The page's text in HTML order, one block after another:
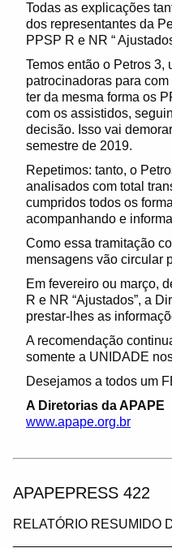
Todas as explicações
dos representantes da
PPSP R e NR “
Temos então o Petros
patrocinadoras para
ter da mesma forma os
com os assistidos,
decisão. Isso vai
semestre de 2019.
Repetimos: tanto, o
analisados com total
cumpridos todos os
acompanhando e
Como essa tramitação
mensagens vão circular
Em fevereiro ou março,
R e NR “Ajustados”, a
prestar-lhes as
A recomendação
somente a UNIDADE
Desejamos a todos um
A Diretorias da APAPE
www.apape.org.br
APAPEPRESS 422
RELATÓRIO RESUMIDO